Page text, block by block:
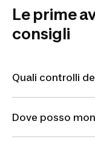
Le prime
consigli
Quali controlli
Dove posso